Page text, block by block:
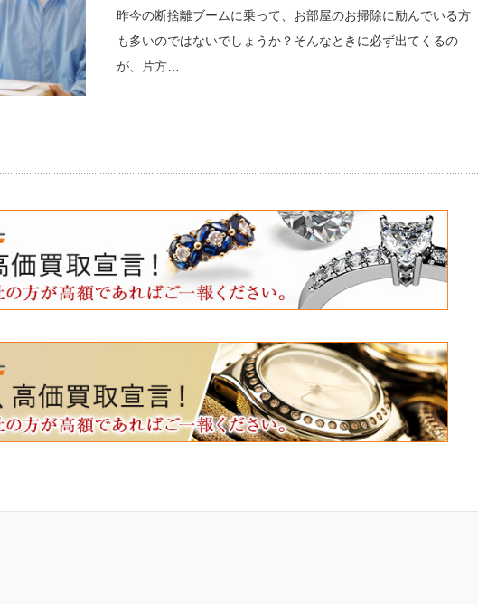
昨今の断捨離ブームに乗って、お部屋のお掃除に励んでいる方
も多いのではないでしょうか？そんなときに必ず出てくるの
が、片方…